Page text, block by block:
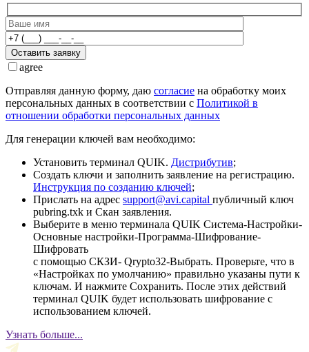
Оставить заявку
agree
Отправляя данную форму, даю согласие на обработку моих
персональных данных в соответствии с Политикой в
отношении обработки персональных данных
Для генерации ключей вам необходимо:
Установить терминал QUIK. Дистрибутив;
Создать ключи и заполнить заявление на регистрацию.
Инструкция по созданию ключей;
Прислать на адрес support@avi.capital публичный ключ
pubring.txk и Скан заявления.
Выберите в меню терминала QUIK Система-Настройки-
Основные настройки-Программа-Шифрование-
Шифровать
с помощью СКЗИ- Qrypto32-Выбрать. Проверьте, что в
«Настройках по умолчанию» правильно указаны пути к
ключам. И нажмите Сохранить. После этих действий
терминал QUIK будет использовать шифрование с
использованием ключей.
Узнать больше...